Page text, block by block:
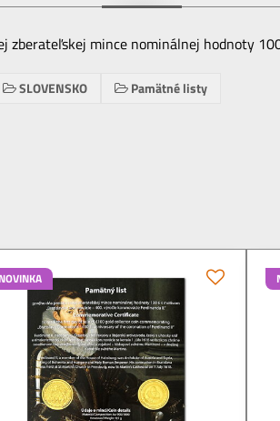
zberateľskej mince nominálnej hodnoty
SLOVENSKO Pamätné listy
NOVINKA